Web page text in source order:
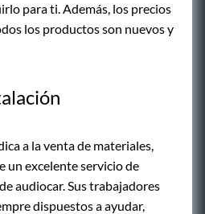
para ti. Además, los precios
los productos son nuevos y
a la venta de materiales,
un excelente servicio de
audiocar. Sus trabajadores
dispuestos a ayudar,